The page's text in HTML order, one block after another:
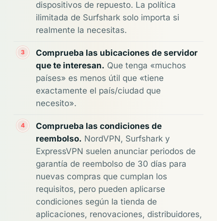
dispositivos de repuesto. La política
ilimitada de Surfshark solo importa si
realmente la necesitas.
Comprueba las ubicaciones de servidor
que te interesan. Que tenga «muchos
países» es menos útil que «tiene
exactamente el país/ciudad que
necesito».
Comprueba las condiciones de
reembolso. NordVPN, Surfshark y
ExpressVPN suelen anunciar periodos de
garantía de reembolso de 30 días para
nuevas compras que cumplan los
requisitos, pero pueden aplicarse
condiciones según la tienda de
aplicaciones, renovaciones, distribuidores,